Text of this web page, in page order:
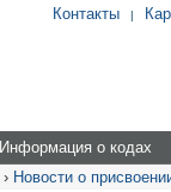
Контакты |
Информация о кодах
› Новости о